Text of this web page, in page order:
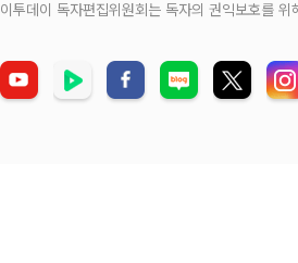
이투데이 독자편집위원회는 독자의 권익보호를